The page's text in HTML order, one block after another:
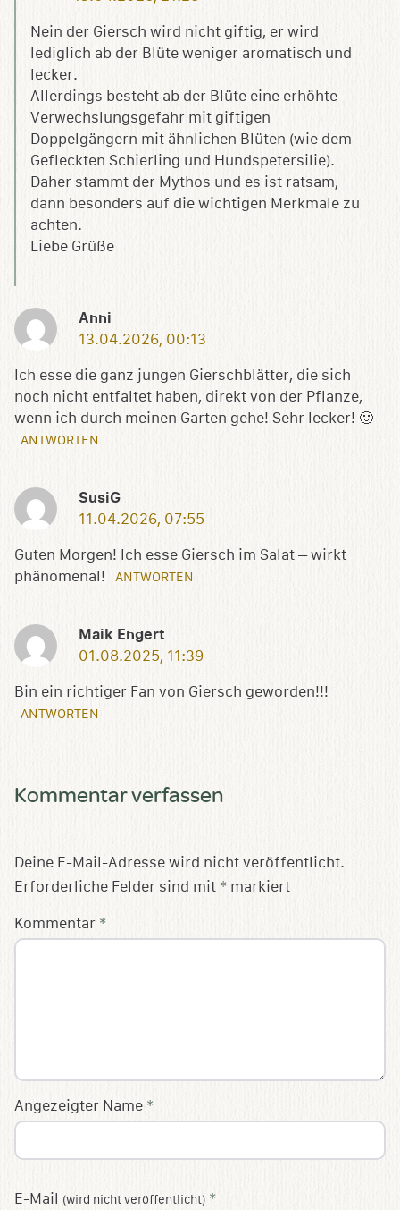
Nein der Giersch wird nicht giftig, er wird
lediglich ab der Blüte weniger aromatisch und
lecker.
Allerdings besteht ab der Blüte eine erhöhte
Verwechslungsgefahr mit giftigen
Doppelgängern mit ähnlichen Blüten (wie dem
Gefleckten Schierling und Hundspetersilie).
Daher stammt der Mythos und es ist ratsam,
dann besonders auf die wichtigen Merkmale zu
achten.
Liebe Grüße
Anni
13.04.2026, 00:13
Ich esse die ganz jungen Gierschblätter, die sich
noch nicht entfaltet haben, direkt von der Pflanze,
wenn ich durch meinen Garten gehe! Sehr lecker! 🙂
ANTWORTEN
SusiG
11.04.2026, 07:55
Guten Morgen! Ich esse Giersch im Salat – wirkt
phänomenal!
ANTWORTEN
Maik Engert
01.08.2025, 11:39
Bin ein richtiger Fan von Giersch geworden!!!
ANTWORTEN
Kommentar verfassen
Deine E-Mail-Adresse wird nicht veröffentlicht.
Erforderliche Felder sind mit * markiert
Kommentar *
Angezeigter Name *
E-Mail (wird nicht veröffentlicht) *